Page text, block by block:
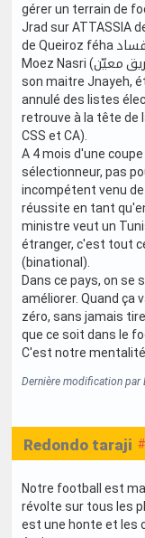
gérer un terrain de
Jrad sur ATTASSIA
Moez Nasri (متاع فريق معيّن), avant son élection pour servir
son maitre Jnayeh,
annulé des listes
retrouve à la tête de
CSS et CA).
A 4 mois d'une
sélectionneur, pas
incompétent venu
réussite en tant
ministre veut un
étranger, c'est tout
(binational).
Dans ce pays, on se
améliorer. Quand ça
zéro, sans jamais
que ce soit dans le
Dernière modification
Redondo taraji
Notre football est
révolte sur tous les
est une honte et les